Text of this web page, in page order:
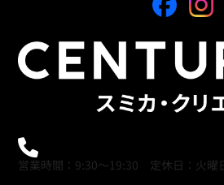
営業時間：9:30～19:30 定休日：火曜